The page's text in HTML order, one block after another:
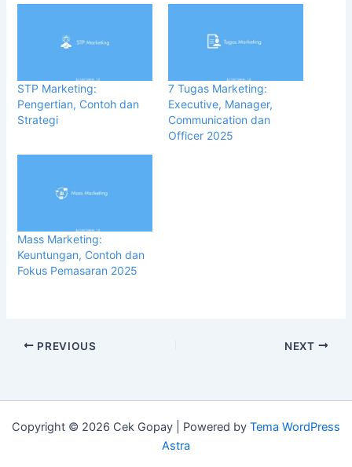
STP Marketing:
Pengertian, Contoh dan
Strategi
7 Tugas Marketing:
Executive, Manager,
Communication dan
Officer 2025
Mass Marketing:
Keuntungan, Contoh dan
Fokus Pemasaran 2025
PREVIOUS NEXT
Copyright © 2026 Cek Gopay | Powered by Tema WordPress
Astra